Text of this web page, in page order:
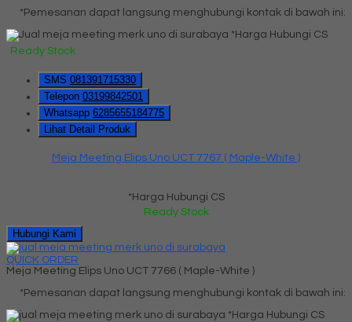
*Pemesanan dapat langsung menghubungi kontak di bawah ini:
*Harga Hubungi CS
Ready Stock
SMS 081391715330
Telepon 03199842501
Whatsapp 6285655184775
Lihat Detail Produk
Meja Meeting Elips Uno UCT 7767 ( Maple-White )
*Harga Hubungi CS
Ready Stock
Hubungi Kami
QUICK ORDER
Meja Meeting Elips Uno UCT 7766 ( Maple-White )
*Pemesanan dapat langsung menghubungi kontak di bawah ini:
*Harga Hubungi CS